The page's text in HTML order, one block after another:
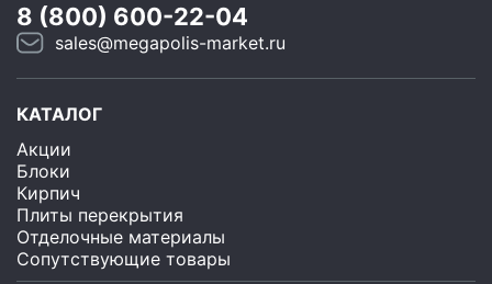
8 (800) 600-22-04
sales@megapolis-market.ru
КАТАЛОГ
Акции
Блоки
Кирпич
Плиты перекрытия
Отделочные материалы
Сопутствующие товары